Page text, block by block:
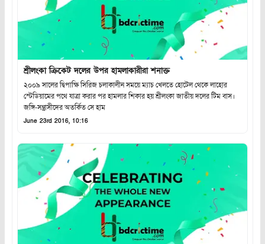
শ্রীলংকা ক্রিকেট দলের উপর হামলাকারীরা শনাক্ত
২০০৯ সালের দ্বিপাক্ষি সিরিজ চলাকালীন সময়ে ম্যাচ খেলতে হোটেল থেকে লাহোর
স্টেডিয়ামের পথে যাত্রা করার পর হামলার শিকার হয় শ্রীলংকা জাতীয় দলের টিম বাস।
জঙ্গি-সন্ত্রাসীদের অতর্কিত সে হাম
June 23rd 2016, 10:16